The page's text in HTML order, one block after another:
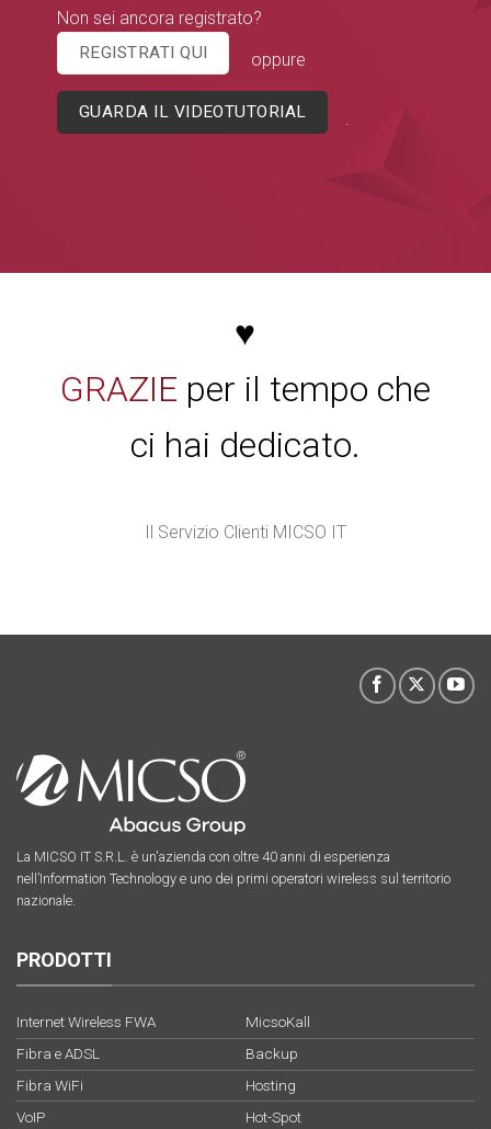
Non sei ancora registrato?
REGISTRATI QUI oppure
GUARDA IL VIDEOTUTORIAL .
♥
GRAZIE per il tempo che
ci hai dedicato.
Il Servizio Clienti MICSO IT
La MICSO IT S.R.L. è un'azienda con oltre 40 anni di esperienza
nell’Information Technology e uno dei primi operatori wireless sul territorio
nazionale.
PRODOTTI
Internet Wireless FWA
Fibra e ADSL
Fibra WiFi
VoIP
MicsoKall
Backup
Hosting
Hot-Spot